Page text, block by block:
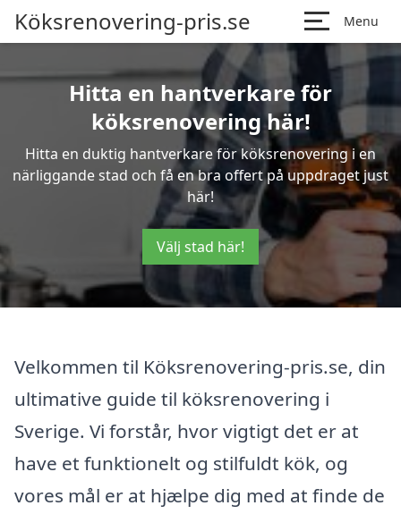
Köksrenovering-pris.se Menu
Hitta en hantverkare för
köksrenovering här!
Hitta en duktig hantverkare för köksrenovering i en
närliggande stad och få en bra offert på uppdraget just
här!
Välj stad här!
Velkommen til Köksrenovering-pris.se, din
ultimative guide til köksrenovering i
Sverige. Vi forstår, hvor vigtigt det er at
have et funktionelt og stilfuldt kök, og
vores mål er at hjælpe dig med at finde de